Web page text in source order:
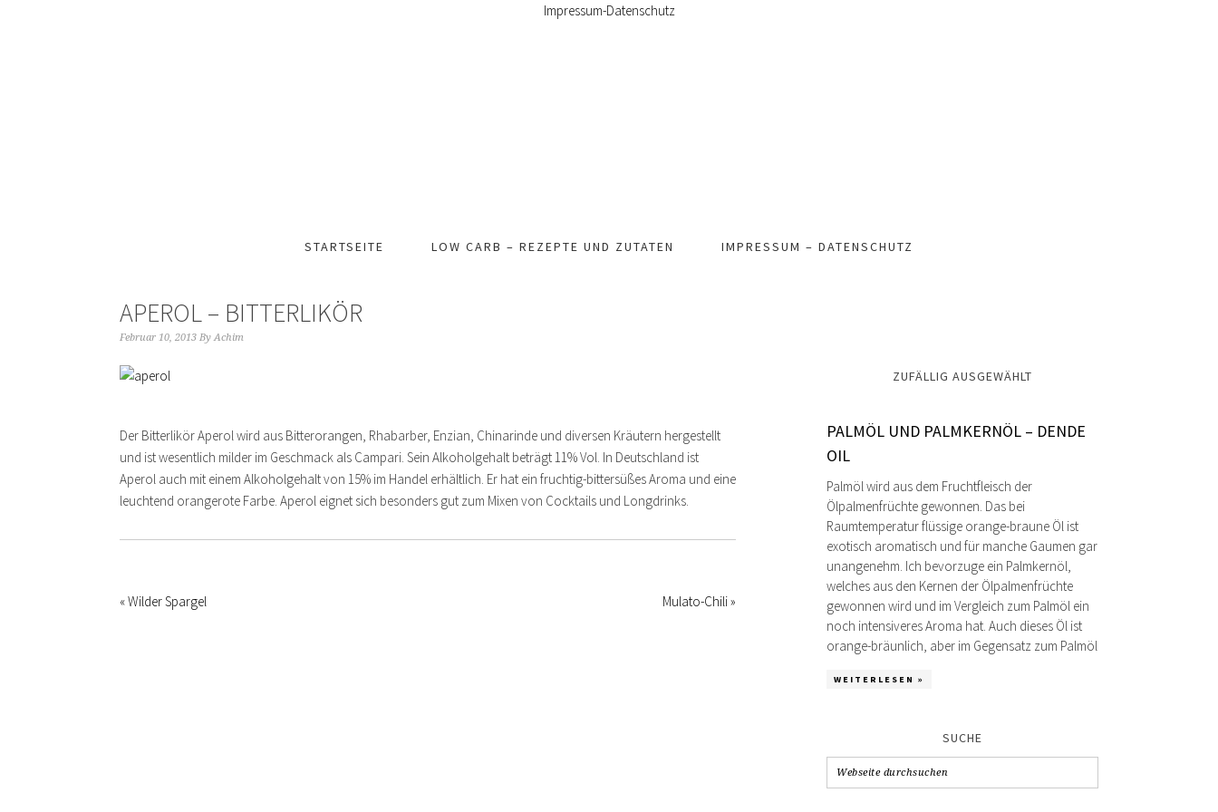
Impressum-Datenschutz
STARTSEITE LOW CARB – REZEPTE UND ZUTATEN IMPRESSUM – DATENSCHUTZ
APEROL – BITTERLIKÖR
Februar 10, 2013 ByAchim
Der Bitterlikör Aperol wird aus Bitterorangen, Rhabarber, Enzian, Chinarinde und diversen Kräutern hergestellt
und ist wesentlich milder im Geschmack als Campari. Sein Alkoholgehalt beträgt 11% Vol. In Deutschland ist
Aperol auch mit einem Alkoholgehalt von 15% im Handel erhältlich. Er hat ein fruchtig-bittersüßes Aroma und eine
leuchtend orangerote Farbe. Aperol eignet sich besonders gut zum Mixen von Cocktails und Longdrinks.
« Wilder Spargel Mulato-Chili »
ZUFÄLLIG AUSGEWÄHLT
PALMÖL UND PALMKERNÖL – DENDE
OIL
Palmöl wird aus dem Fruchtfleisch der
Ölpalmenfrüchte gewonnen. Das bei
Raumtemperatur flüssige orange-braune Öl ist
exotisch aromatisch und für manche Gaumen gar
unangenehm. Ich bevorzuge ein Palmkernöl,
welches aus den Kernen der Ölpalmenfrüchte
gewonnen wird und im Vergleich zum Palmöl ein
noch intensiveres Aroma hat. Auch dieses Öl ist
orange-bräunlich, aber im Gegensatz zum Palmöl
WEITERLESEN »
SUCHE